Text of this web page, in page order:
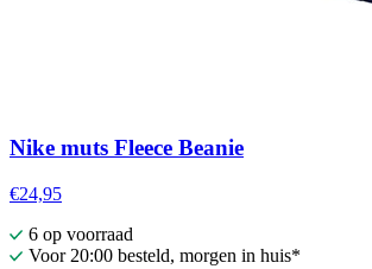
Nike muts Fleece Beanie
€24,95
6 op voorraad
Voor 20:00 besteld, morgen in huis*